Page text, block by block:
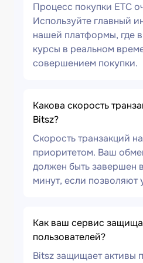
Процесс покупки ETC
Используйте главный
нашей платформы, где
курсы в реальном
совершением покупки.
Какова скорость
Bitsz?
Скорость транзакций
приоритетом. Ваш
должен быть завершен
минут, если позволяют
Как ваш сервис
пользователей?
Bitsz защищает активы